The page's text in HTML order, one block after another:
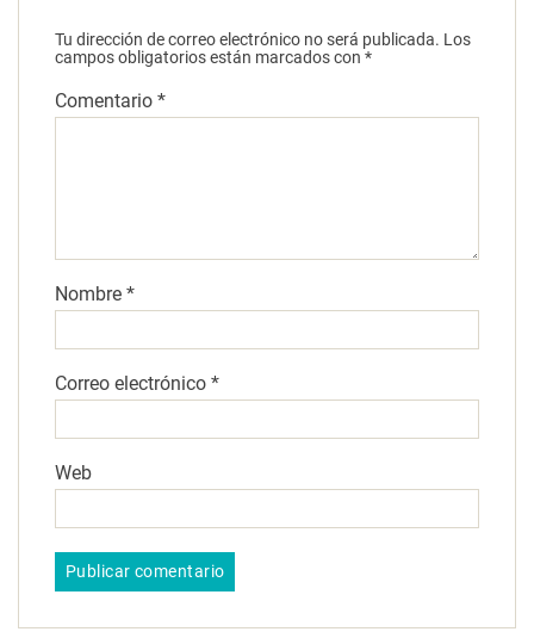
Tu dirección de correo electrónico no será publicada. Los
campos obligatorios están marcados con *
Comentario *
Nombre *
Correo electrónico *
Web